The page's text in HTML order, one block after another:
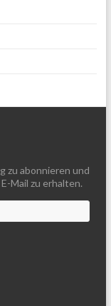
zu abonnieren und
Mail zu erhalten.